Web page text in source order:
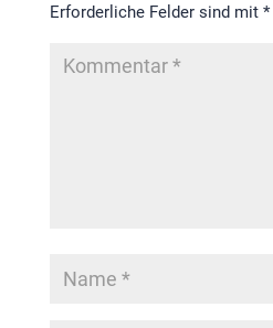
Erforderliche Felder sind mit *